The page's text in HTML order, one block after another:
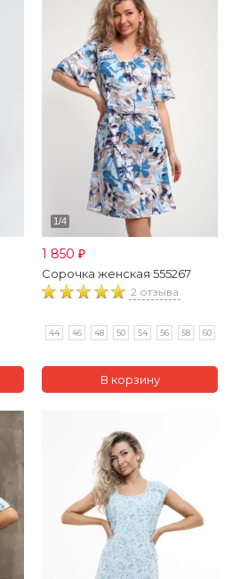
1 850 ₽
Сорочка женская 555267
2 отзыва
44 46 48 50 54 56 58 60